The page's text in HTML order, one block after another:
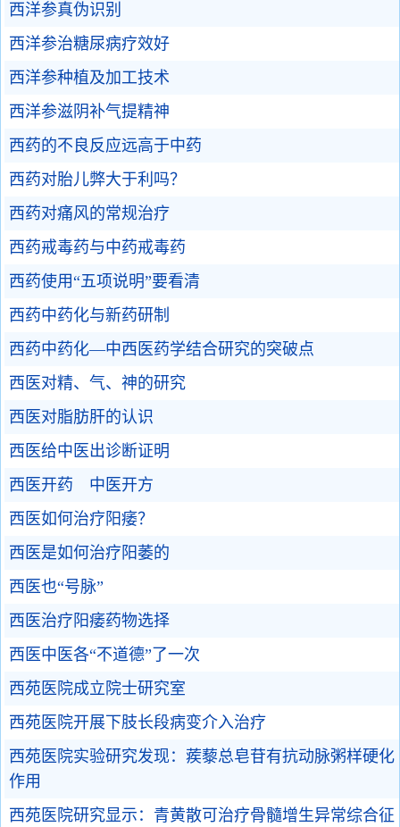
西洋参真伪识别
西洋参治糖尿病疗效好
西洋参种植及加工技术
西洋参滋阴补气提精神
西药的不良反应远高于中药
西药对胎儿弊大于利吗？
西药对痛风的常规治疗
西药戒毒药与中药戒毒药
西药使用“五项说明”要看清
西药中药化与新药研制
西药中药化—中西医药学结合研究的突破点
西医对精、气、神的研究
西医对脂肪肝的认识
西医给中医出诊断证明
西医开药 中医开方
西医如何治疗阳痿？
西医是如何治疗阳萎的
西医也“号脉”
西医治疗阳痿药物选择
西医中医各“不道德”了一次
西苑医院成立院士研究室
西苑医院开展下肢长段病变介入治疗
西苑医院实验研究发现：蒺藜总皂苷有抗动脉粥样硬化
作用
西苑医院研究显示：青黄散可治疗骨髓增生异常综合征